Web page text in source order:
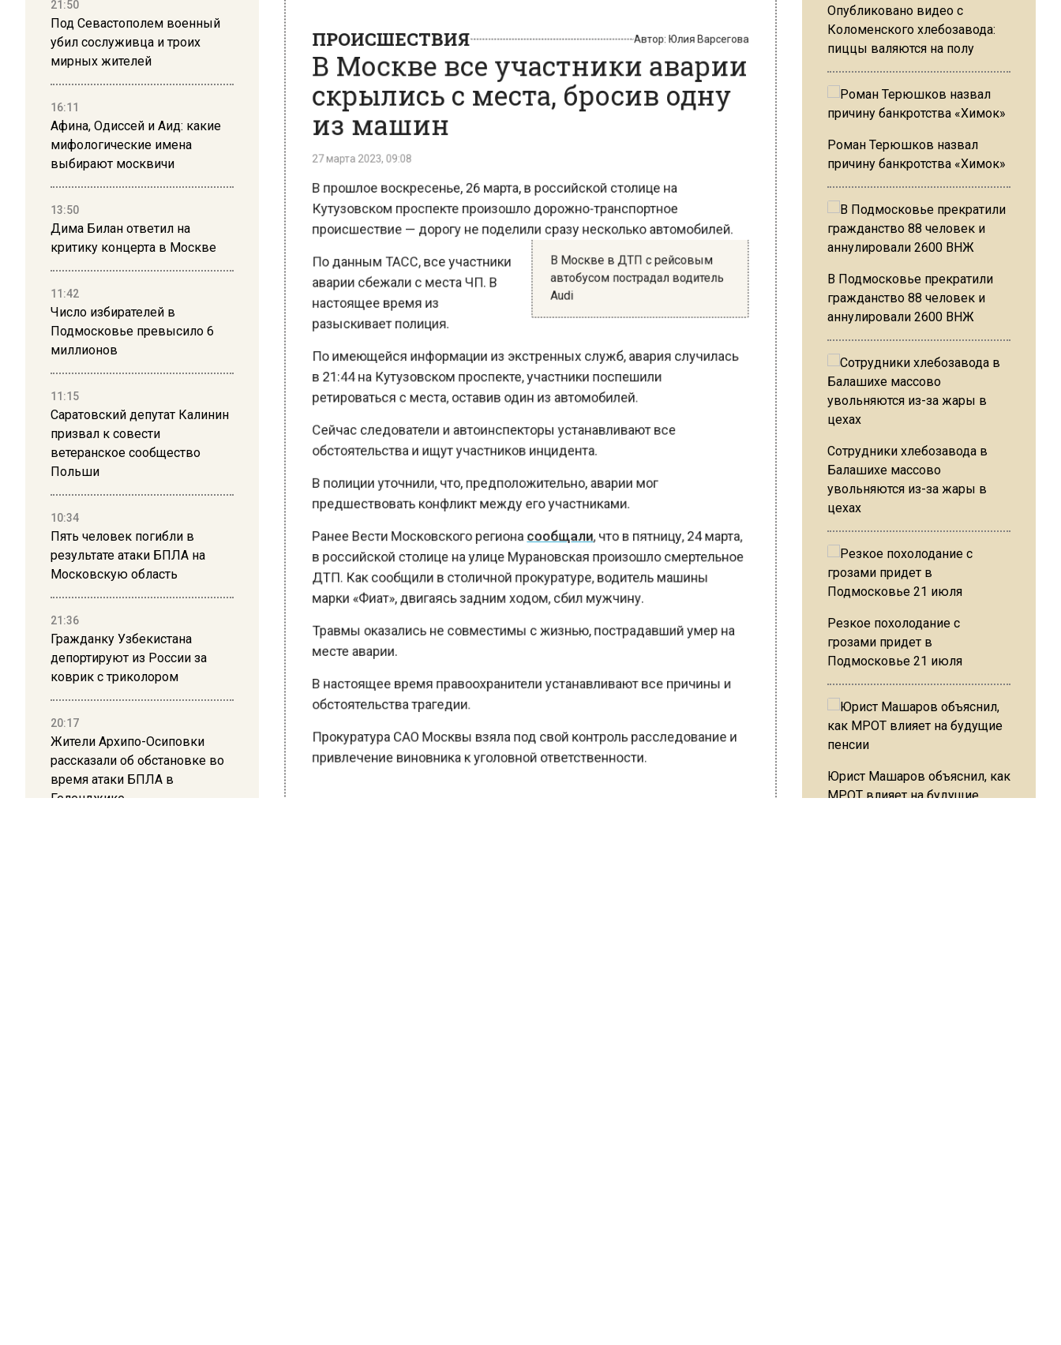
21:50
Под Севастополем военный
убил сослуживца и троих
мирных жителей
16:11
Афина, Одиссей и Аид: какие
мифологические имена
выбирают москвичи
13:50
Дима Билан ответил на
критику концерта в Москве
11:42
Число избирателей в
Подмосковье превысило 6
миллионов
11:15
Саратовский депутат Калинин
призвал к совести
ветеранское сообщество
Польши
10:34
Пять человек погибли в
результате атаки БПЛА на
Московскую область
21:36
Гражданку Узбекистана
депортируют из России за
коврик с триколором
20:17
Жители Архипо-Осиповки
рассказали об обстановке во
время атаки БПЛА в
Геленджике
В Москве все участники аварии
скрылись с места, бросив одну
из машин
27 марта 2023, 09:08
В прошлое воскресенье, 26 марта, в российской столице на
Кутузовском проспекте произошло дорожно-транспортное
происшествие — дорогу не поделили сразу несколько автомобилей.
В Москве в ДТП с рейсовым
автобусом пострадал водитель
Audi
По данным ТАСС, все участники
аварии сбежали с места ЧП. В
настоящее время из
разыскивает полиция.
в 21:44 на Кутузовском проспекте, участники поспешили
ретироваться с места, оставив один из автомобилей.
обстоятельства и ищут участников инцидента.
В полиции уточнили, что, предположительно, аварии мог
предшествовать конфликт между его участниками.
Ранее Вести Московского региона сообщали , что в пятницу, 24 марта,
в российской столице на улице Мурановская произошло смертельное
ДТП. Как сообщили в столичной прокуратуре, водитель машины
марки «Фиат», двигаясь задним ходом, сбил мужчину.
Травмы оказались не совместимы с жизнью, пострадавший умер на
месте аварии.
В настоящее время правоохранители устанавливают все причины и
обстоятельства трагедии.
Прокуратура САО Москвы взяла под свой контроль расследование и
привлечение виновника к уголовной ответственности.
Опубликовано видео с
Коломенского хлебозавода:
пиццы валяются на полу
Роман Терюшков назвал
причину банкротства «Химок»
В Подмосковье прекратили
гражданство 88 человек и
аннулировали 2600 ВНЖ
Сотрудники хлебозавода в
Балашихе массово
увольняются из-за жары в
цехах
Резкое похолодание с
грозами придет в
Подмосковье 21 июля
Юрист Машаров объяснил, как
МРОТ влияет на будущие